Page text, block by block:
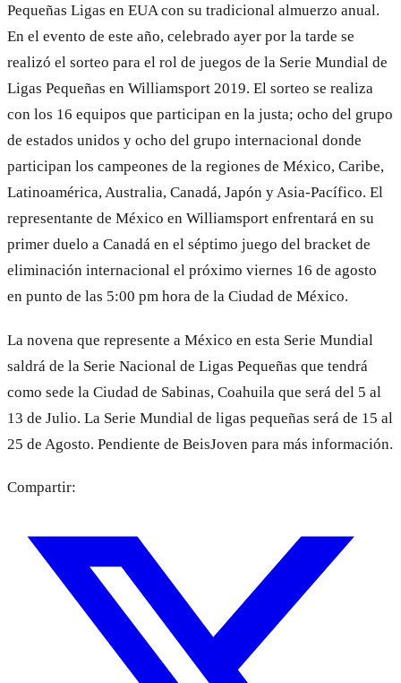
Pequeñas Ligas en EUA con su tradicional almuerzo anual.
En el evento de este año, celebrado ayer por la tarde se
realizó el sorteo para el rol de juegos de la Serie Mundial de
Ligas Pequeñas en Williamsport 2019. El sorteo se realiza
con los 16 equipos que participan en la justa; ocho del grupo
de estados unidos y ocho del grupo internacional donde
participan los campeones de la regiones de México, Caribe,
Latinoamérica, Australia, Canadá, Japón y Asia-Pacífico. El
representante de México en Williamsport enfrentará en su
primer duelo a Canadá en el séptimo juego del bracket de
eliminación internacional el próximo viernes 16 de agosto
en punto de las 5:00 pm hora de la Ciudad de México.
La novena que represente a México en esta Serie Mundial
saldrá de la Serie Nacional de Ligas Pequeñas que tendrá
como sede la Ciudad de Sabinas, Coahuila que será del 5 al
13 de Julio. La Serie Mundial de ligas pequeñas será de 15 al
25 de Agosto. Pendiente de BeisJoven para más información.
Compartir: